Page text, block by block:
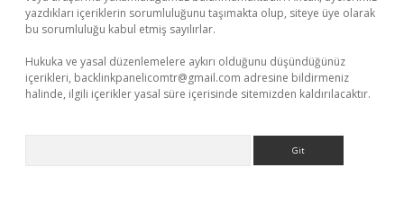
yazdıkları içeriklerin sorumluluğunu taşımakta olup, siteye üye olarak
bu sorumluluğu kabul etmiş sayılırlar.
Hukuka ve yasal düzenlemelere aykırı olduğunu düşündüğünüz
içerikleri, backlinkpanelicomtr@gmail.com adresine bildirmeniz
halinde, ilgili içerikler yasal süre içerisinde sitemizden kaldırılacaktır.